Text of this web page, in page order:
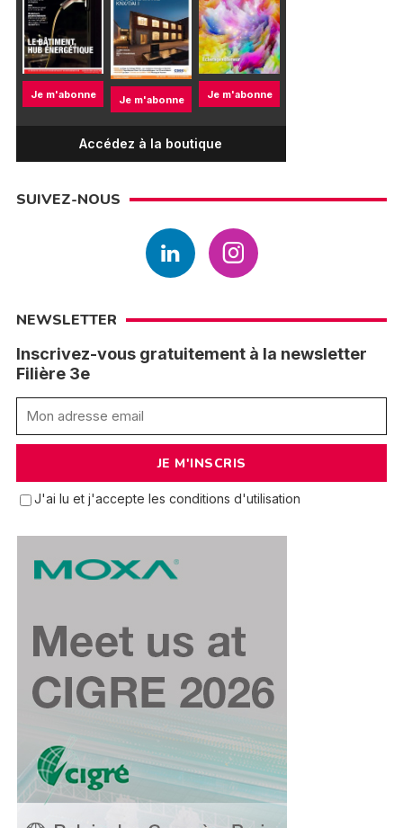
Je m'abonne Je m'abonne Je m'abonne
Accédez à la boutique
SUIVEZ-NOUS
NEWSLETTER
Inscrivez-vous gratuitement à la newsletter
Filière 3e
J'ai lu et j'accepte les conditions d'utilisation